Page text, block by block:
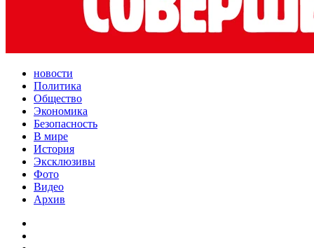
новости
Политика
Общество
Экономика
Безопасность
В мире
История
Эксклюзивы
Фото
Видео
Архив